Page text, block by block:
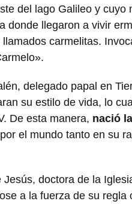
del lago Galileo y cuyo
donde llegaron a vivir
carmelitas.
delegado papal en
su estilo de vida, lo
De esta manera, nació
el mundo tanto en su
doctora de la
a la fuerza de su regla